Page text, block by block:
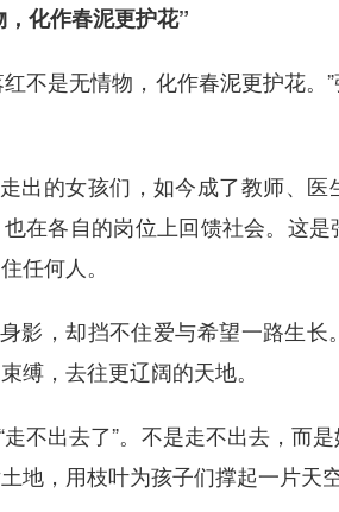
化作春泥更护花”
不是无情物，化作春泥更护花
出的女孩们，如今成了教师、
在各自的岗位上回馈社会。这
任何人。
影，却挡不住爱与希望一路生长
缚，去往更辽阔的天地。
不出去了”。不是走不出去，而
地，用枝叶为孩子们撑起一片天空